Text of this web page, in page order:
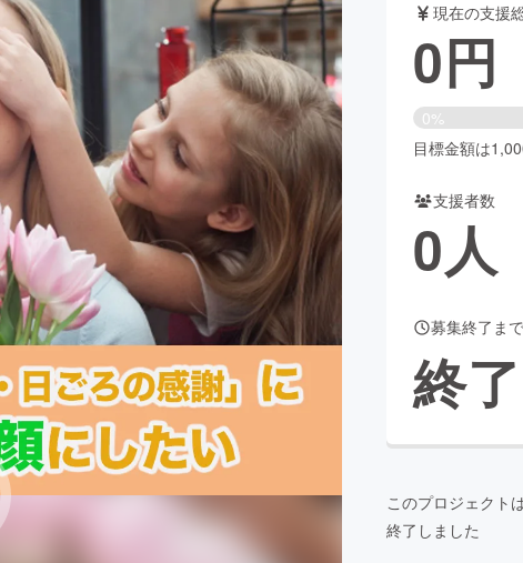
音楽 舞台・パフォーマンス
ゲーム・サービス開発 フード・飲食店
書籍・雑誌出版 アニメ・漫画
チャレンジ ビューティー・ヘルスケア
CAMPFIRE for Social GoodCAMPFIRE Creation
CAMPFIREふるさと納税
machi-ya
現在の支援
0円
0%
目標金額は
支援者数
0人
募集終了ま
終了
このプロジェクトは
終了しました